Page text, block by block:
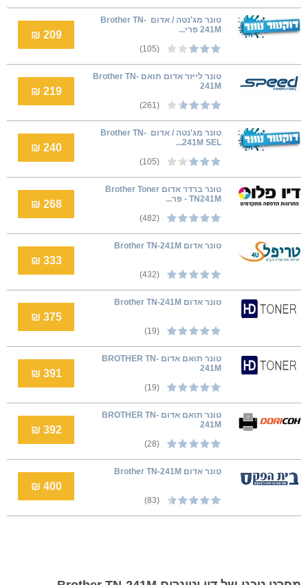
טונר מג'נטה / אדום ‏ Brother TN-
241M פרי...
(105)
209 ₪
טונר לייזר אדום תואם Brother TN-
241M
(261)
219 ₪
טונר מג'נטה / אדום ‏ Brother TN-
241M SEL...
(105)
240 ₪
טונר ברדר אדום Brother Toner
TN241M - פר...
(482)
268 ₪
טונר אדום Brother TN-241M
(432)
333 ₪
טונר אדום Brother TN-241M
(19)
375 ₪
טונר תואם אדום BROTHER TN-
241M
(19)
391 ₪
טונר תואם אדום BROTHER TN-
241M
(28)
392 ₪
טונר אדום Brother TN-241M
(83)
400 ₪